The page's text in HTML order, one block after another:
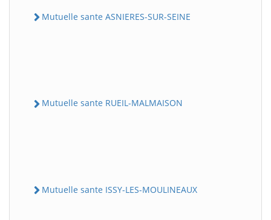
Mutuelle sante ASNIERES-SUR-SEINE
Mutuelle sante RUEIL-MALMAISON
Mutuelle sante ISSY-LES-MOULINEAUX